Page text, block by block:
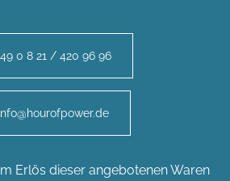
0 8 21 / 420 96 96
Erlös dieser angebotenen Waren